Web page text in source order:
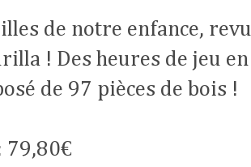
de notre enfance,
! Des heures de jeu
de 97 pièces de bois !
79,80€